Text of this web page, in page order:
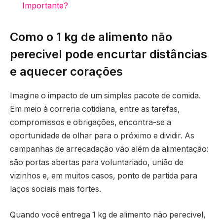
Importante?
Como o 1 kg de alimento não
perecivel pode encurtar distâncias
e aquecer corações
Imagine o impacto de um simples pacote de comida.
Em meio à correria cotidiana, entre as tarefas,
compromissos e obrigações, encontra-se a
oportunidade de olhar para o próximo e dividir. As
campanhas de arrecadação vão além da alimentação:
são portas abertas para voluntariado, união de
vizinhos e, em muitos casos, ponto de partida para
laços sociais mais fortes.
Quando você entrega 1 kg de alimento não perecivel,